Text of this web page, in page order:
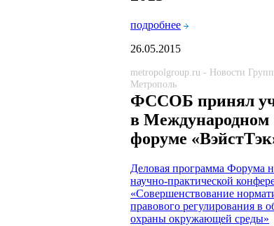
подробнее
26.05.2015
metropolgroup.ru - Новости
Метрополь
ФССОБ принял
в Международном
форуме
Деловая программа Форума
научно-практической
«Совершенствование
правового регулирования в
охраны окружающей среды»